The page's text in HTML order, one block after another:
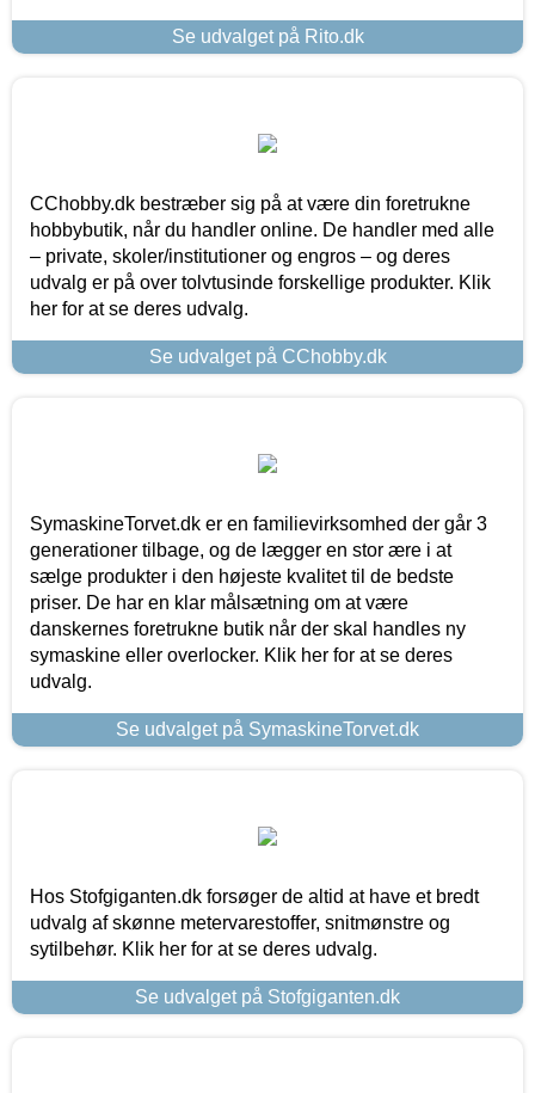
Se udvalget på Rito.dk
CChobby.dk bestræber sig på at være din foretrukne
hobbybutik, når du handler online. De handler med alle
– private, skoler/institutioner og engros – og deres
udvalg er på over tolvtusinde forskellige produkter. Klik
her for at se deres udvalg.
Se udvalget på CChobby.dk
SymaskineTorvet.dk er en familievirksomhed der går 3
generationer tilbage, og de lægger en stor ære i at
sælge produkter i den højeste kvalitet til de bedste
priser. De har en klar målsætning om at være
danskernes foretrukne butik når der skal handles ny
symaskine eller overlocker. Klik her for at se deres
udvalg.
Se udvalget på SymaskineTorvet.dk
Hos Stofgiganten.dk forsøger de altid at have et bredt
udvalg af skønne metervarestoffer, snitmønstre og
sytilbehør. Klik her for at se deres udvalg.
Se udvalget på Stofgiganten.dk